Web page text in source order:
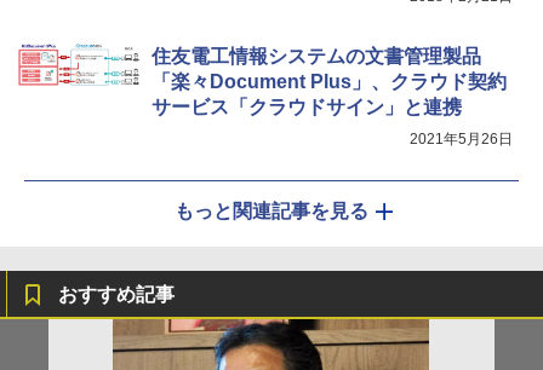
住友電工情報システムの文書管理製品
「楽々Document Plus」、クラウド契約
サービス「クラウドサイン」と連携
2021年5月26日
もっと関連記事を見る
おすすめ記事